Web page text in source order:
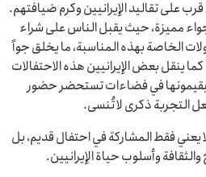
على تقاليد الإيرانيين وكرم ضيافتهم.
مميزة، حيث يقبل الناس على شراء
الخاصة بهذه المناسبة، ما يخلق جواً
ينقل بعض الإيرانيين هذه الاحتفالات
فيقيمونها في فضاءات تستحضر حضور
التجربة ذكرى لا تُنسى.
يعني فقط المشاركة في احتفال قديم، بل
وأسلوب حياة الإيرانيين.